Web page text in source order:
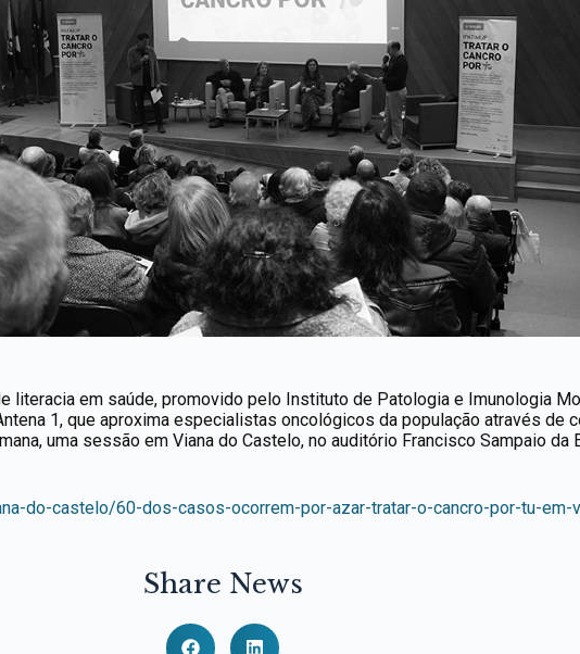
literacia em saúde, promovido pelo Instituto de Patologia e Imunologia
1, que aproxima especialistas oncológicos da população através de
uma sessão em Viana do Castelo, no auditório Francisco Sampaio da
do-castelo/60-dos-casos-ocorrem-por-azar-tratar-o-cancro-por-tu-em-
Share News